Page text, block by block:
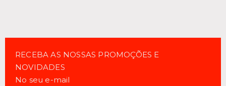
RECEBA AS NOSSAS PROMOÇÕES E
NOVIDADES
No seu e-mail